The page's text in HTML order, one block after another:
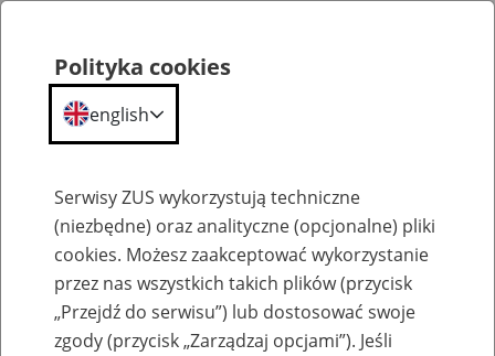
Szkolenia
Polityka cookies
english
Serwisy ZUS wykorzystują techniczne
(niezbędne) oraz analityczne (opcjonalne) pliki
cookies. Możesz zaakceptować wykorzystanie
przez nas wszystkich takich plików (przycisk
„Przejdź do serwisu”) lub dostosować swoje
zgody (przycisk „Zarządzaj opcjami”). Jeśli